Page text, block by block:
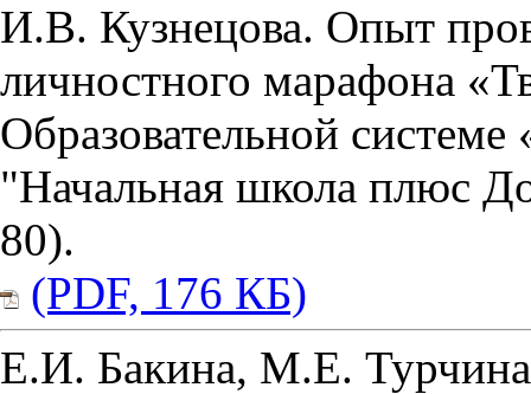
И.В. Кузнецова. Опыт
личностного марафона
Образовательной
"Начальная школа плюс
80).
(PDF, 176 КБ)
Е.И. Бакина, М.Е.